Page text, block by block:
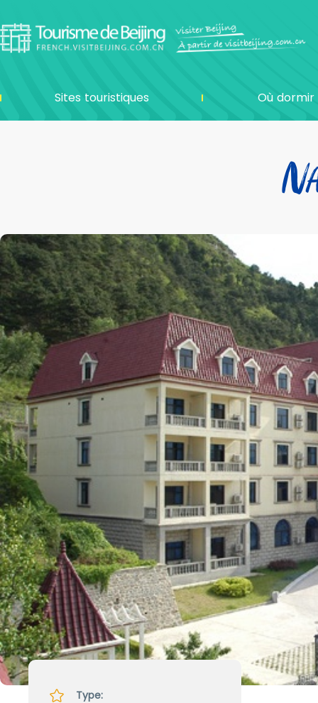
Sites touristiques Où dormir
Type: